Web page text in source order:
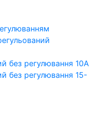
без регулювання 10A
без регулювання 15-